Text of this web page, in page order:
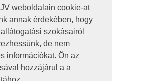
weboldalain cookie-at
annak érdekében, hogy
szokásairól
de nem
információkat. Ön az
hozzájárul a a
I ÁLLAPOTA